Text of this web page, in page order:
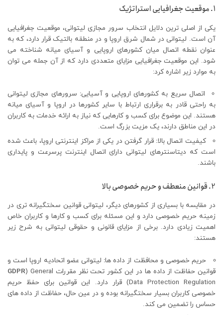
1. موقعیت جغرافیایی استراتژیک
یکی از اصلی ترین دلایل انتخاب سرور مجازی لیتوانی، موقعیت جغرافیایی
آن است. لیتوانی در شمال شرق اروپا و در منطقه بالتیک قرار دارد، که به
عنوان نقطه اتصال میان کشورهای اروپایی و آسیای میانه شناخته می
شود. این موقعیت جغرافیایی مزایای متعددی دارد که از آن جمله می توان
به موارد زیر اشاره کرد:
اتصال سریع به کشورهای اروپایی و آسیایی: سرورهای مجازی لیتوانی
به راحتی قادر به برقراری ارتباط با سایر کشورها در اروپا و آسیای میانه
هستند. این موضوع برای کسب و کارهایی که نیاز به ارائه خدمات به کاربران
در این مناطق دارند، یک مزیت بزرگ است.
کیفیت اتصال بالا: قرار گرفتن در یکی از مراکز اینترنتی اروپا، باعث شده
است که دیتاسنترهای لیتوانی دارای اتصال اینترنت پرسرعت و پایداری
باشند.
2. قوانین منعطف و حریم خصوصی بالا
در مقایسه با بسیاری از کشورهای دیگر، لیتوانی قوانین سختگیرانه تری در
زمینه حریم خصوصی دارد و این مسئله برای کسب و کارها و کاربران خاص
اهمیت زیادی دارد. برخی از مزایای قانونی و حقوقی لیتوانی به شرح زیر
هستند:
حریم خصوصی و محافظت از داده ها: لیتوانی عضو اتحادیه اروپا است و
قوانین حفاظت از داده ها در این کشور تحت نظر مقررات
GDPR) General
Data Protection Regulation) قرار دارد. این قوانین برای حفظ حریم
خصوصی کاربران بسیار سختگیرانه بوده و در عین حال، حفاظت از داده های
حساس را تضمین می کند.